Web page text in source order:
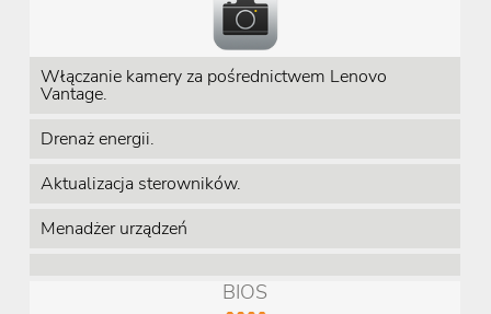
Włączanie kamery za pośrednictwem Lenovo
Vantage.
Drenaż energii.
Aktualizacja sterowników.
Menadżer urządzeń
BIOS